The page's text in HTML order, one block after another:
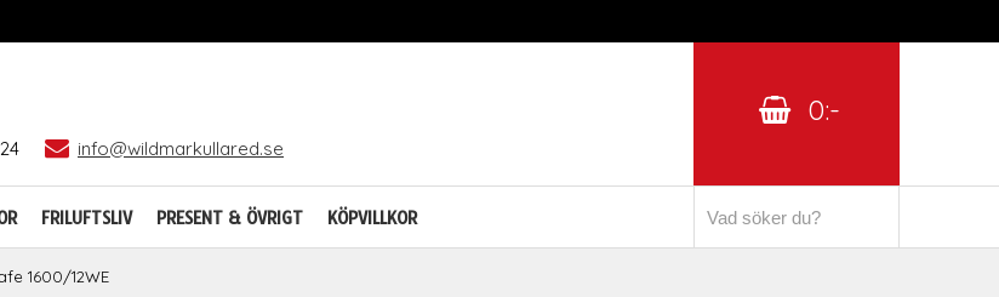
info@wildmarkullared.se
0:-
FRILUFTSLIV PRESENT & ÖVRIGT KÖPVILLKOR
1600/12WE